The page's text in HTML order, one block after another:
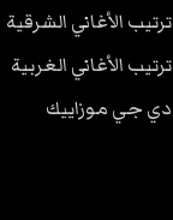
ترتيب الأغاني الشرقية
ترتيب الأغاني الغربية
دي جي موزاييك